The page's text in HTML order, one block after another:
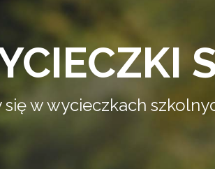
w wycieczkach